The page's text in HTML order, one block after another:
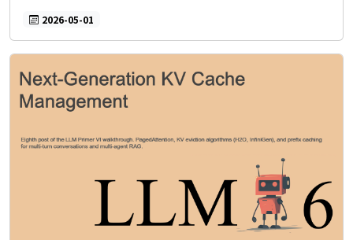
2026-05-01